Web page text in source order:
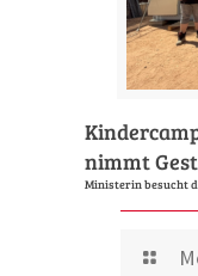
nimmt
Ministerin besucht